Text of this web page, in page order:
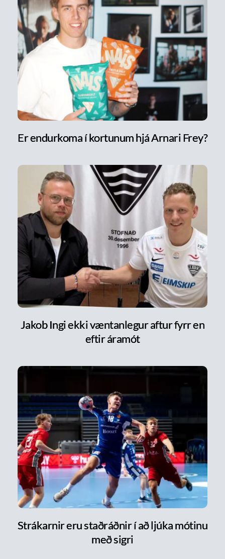
Er endurkoma í kortunum hjá Arnari Frey?
Jakob Ingi ekki væntanlegur aftur fyrr en
eftir áramót
Strákarnir eru staðráðnir í að ljúka mótinu
með sigri